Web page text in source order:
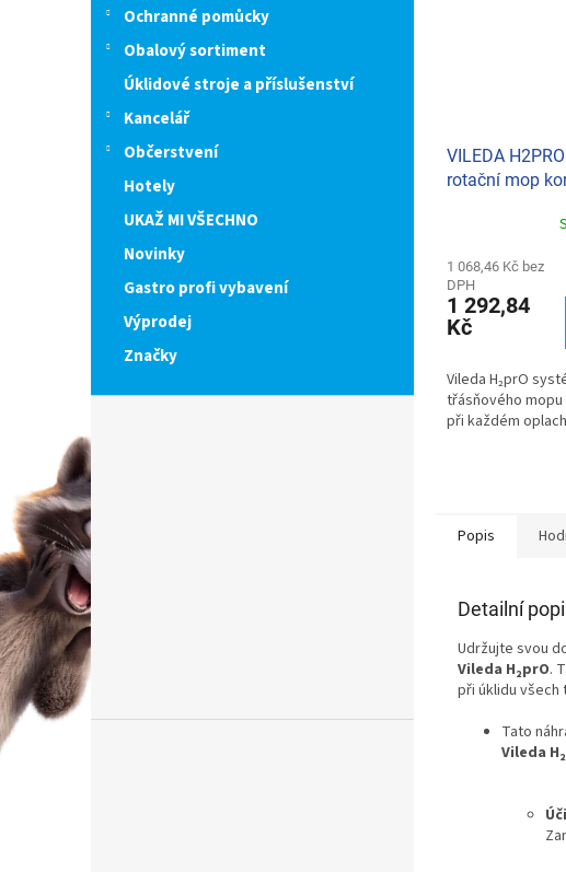
Ochranné pomůcky
Obalový sortiment
Úklidové stroje a příslušenství
Kancelář
Občerstvení
Hotely
UKAŽ MI VŠECHNO
Novinky
Gastro profi vybavení
Výprodej
Značky
VILEDA
rotační mop
1 068,46 Kč bez
DPH
1 292,84
Kč
Vileda H₂prO
třásňového
při každém
Popis
Detailní
Udržujte svou
Vileda H₂prO.
při úklidu všech
Tato
Vileda